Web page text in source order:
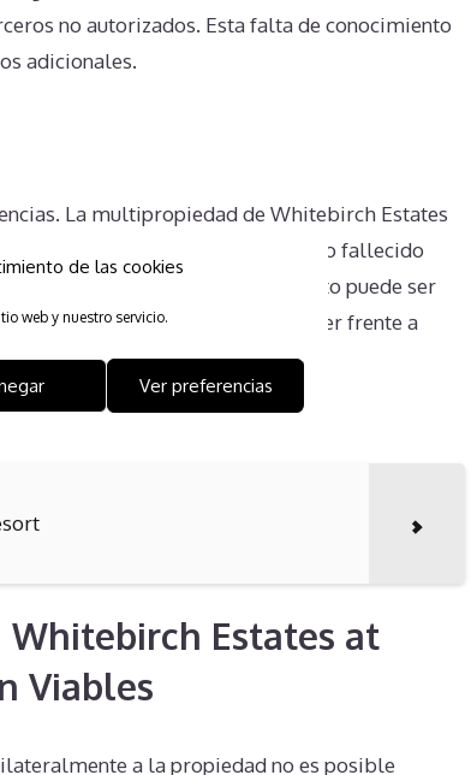
de las cookies
web y nuestro servicio.
Ver preferencias
no autorizados. Esta falta de conocimiento
adicionales.
La multipropiedad de Whitebirch Estates
los herederos de un propietario fallecido
financieras y legales. Esto puede ser
no deseen o no puedan hacer frente a
Estates at
Viables
a la propiedad no es posible